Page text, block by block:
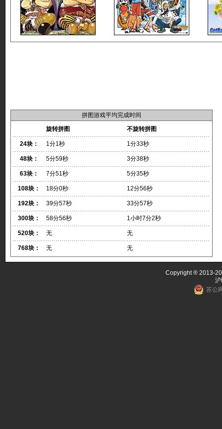
拼图游戏平均完成时间
旋转拼图
不旋转拼图
24块： 1分1秒 1分33秒
48块： 5分59秒 3分38秒
63块： 7分51秒 5分35秒
108块： 18分0秒 12分56秒
192块： 39分57秒 33分57秒
300块： 58分56秒 1小时7分2秒
520块： 无 无
768块： 无 无
Copyright ® 2013-
苏公